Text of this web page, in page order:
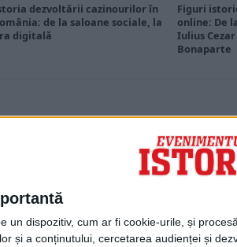
un dispozitiv, cum ar fi cookie-urile, și
și a conținutului, cercetarea audienței și
dezvoltării cazinourilor în
de la saloane sociale, la
digitală
Figuri
online: De
Iulius
Bonaparte
Evenimentul Zilei
Doctorul Zilei
Infofinanciar
Infoactual